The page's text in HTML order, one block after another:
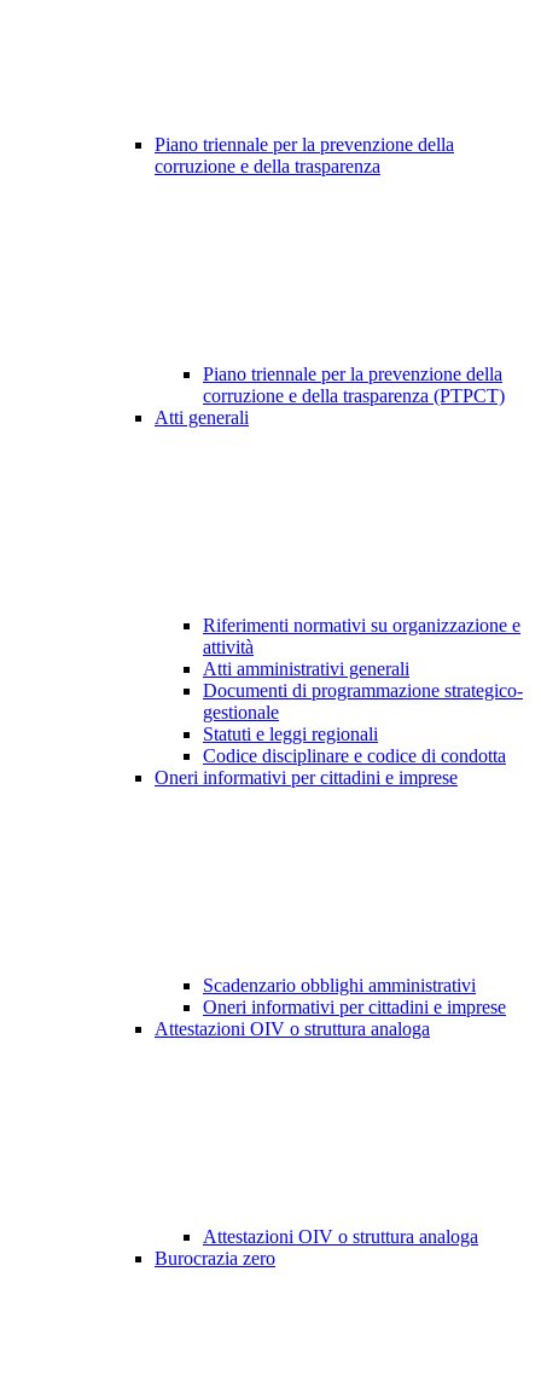
Piano triennale per la prevenzione della
corruzione e della trasparenza
Piano triennale per la prevenzione della
corruzione e della trasparenza (PTPCT)
Atti generali
Riferimenti normativi su organizzazione e
attività
Atti amministrativi generali
Documenti di programmazione strategico-
gestionale
Statuti e leggi regionali
Codice disciplinare e codice di condotta
Oneri informativi per cittadini e imprese
Scadenzario obblighi amministrativi
Oneri informativi per cittadini e imprese
Attestazioni OIV o struttura analoga
Attestazioni OIV o struttura analoga
Burocrazia zero